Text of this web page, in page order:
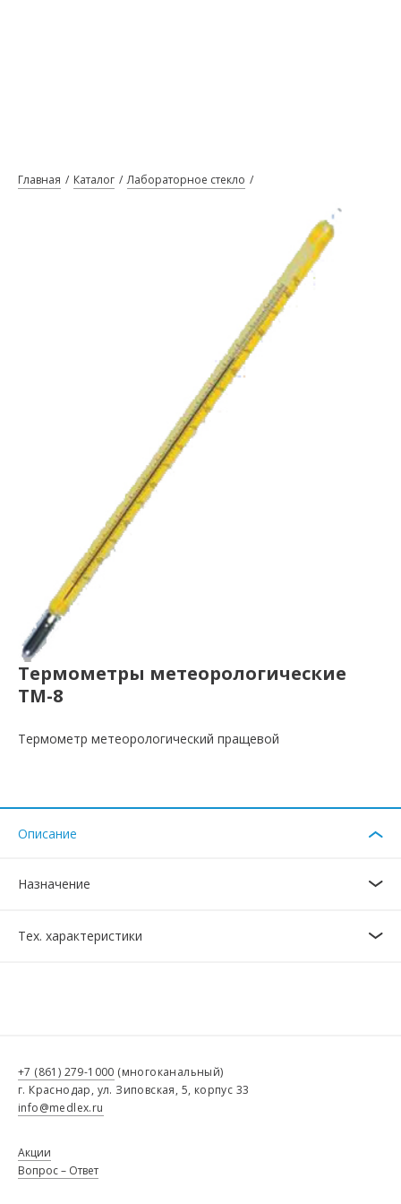
Главная Каталог Лабораторное стекло
Термометры метеорологические
ТМ-8
Термометр метеорологический пращевой
Описание
Назначение
Тех. характеристики
+7 (861) 279-1000 (многоканальный)
г. Краснодар, ул. Зиповская, 5, корпус 33
info@medlex.ru
Акции
Вопрос – Ответ